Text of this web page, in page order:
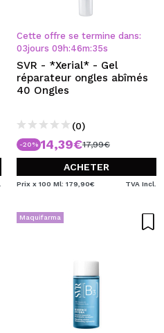
Cette offre se termine dans:
03jours 09 h:46m:35s
SVR - *Xerial* - Gel
réparateur ongles abîmés
40 Ongles
(0)
-20% 14,39€17,99€
ACHETER
Prix x 100 Ml: 179,90€ TVA Incl.
Maquifarma